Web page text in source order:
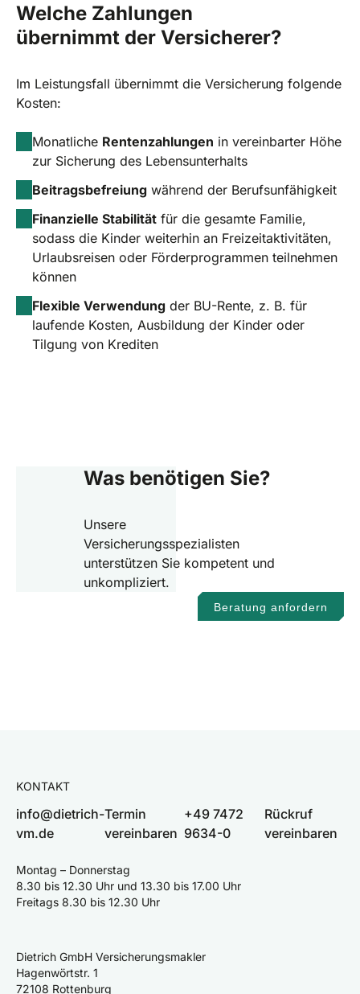
Welche Zahlungen
übernimmt der Versicherer?
Im Leistungsfall übernimmt die Versicherung folgende
Kosten:
Monatliche Rentenzahlungen in vereinbarter Höhe
zur Sicherung des Lebensunterhalts
Beitragsbefreiung während der Berufsunfähigkeit
Finanzielle Stabilität für die gesamte Familie,
sodass die Kinder weiterhin an Freizeitaktivitäten,
Urlaubsreisen oder Förderprogrammen teilnehmen
können
Flexible Verwendung der BU-Rente, z. B. für
laufende Kosten, Ausbildung der Kinder oder
Tilgung von Krediten
Was benötigen Sie?
Unsere
Versicherungsspezialisten
unterstützen Sie kompetent und
unkompliziert.
Beratung anfordern
KONTAKT
info@dietrich-
vm.de
Termin
vereinbaren
+49 7472
9634-0
Rückruf
vereinbaren
Montag – Donnerstag
8.30 bis 12.30 Uhr und 13.30 bis 17.00 Uhr
Freitags 8.30 bis 12.30 Uhr
Dietrich GmbH Versicherungsmakler
Hagenwörtstr. 1
72108 Rottenburg